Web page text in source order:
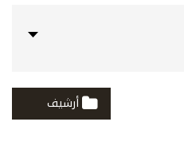
أرشيف